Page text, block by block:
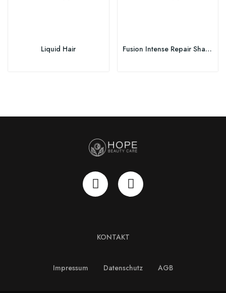
Liquid Hair Fusion Intense Repair Shampoo
KONTAKT
Impressum Datenschutz AGB